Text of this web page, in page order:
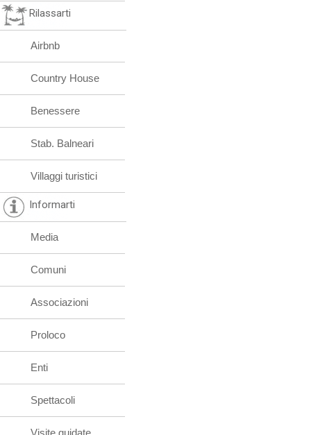
Rilassarti
Airbnb
Country House
Benessere
Stab. Balneari
Villaggi turistici
Informarti
Media
Comuni
Associazioni
Proloco
Enti
Spettacoli
Visite guidate